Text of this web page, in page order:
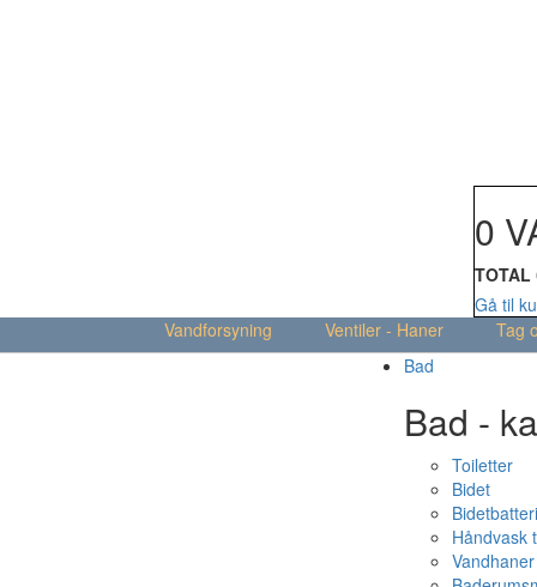
0
TOTAL
Gå til
Vandforsyning
Ventiler - Haner Tag
Bad
Bad -
Toiletter
Bidet
Håndvask